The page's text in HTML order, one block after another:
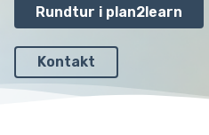
Rundtur i plan2learn
Kontakt